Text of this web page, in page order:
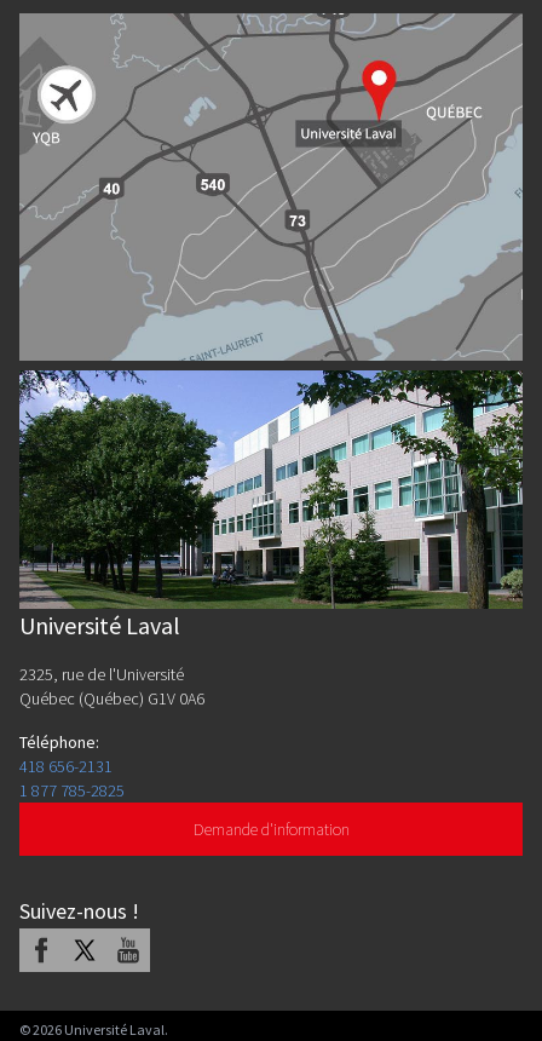
Université Laval
2325, rue de l'Université
Québec (Québec) G1V 0A6
Téléphone:
418 656-2131
1 877 785-2825
Demande d'information
Suivez-nous !
Facebook Youtube
©2026 Université Laval.